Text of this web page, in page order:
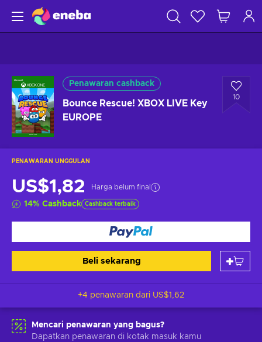
Penawaran cashback
Bounce Rescue! XBOX LIVE Key
EUROPE
10
PENAWARAN UNGGULAN
US$1,82 Harga belum final
14% Cashback Cashback terbaik
Beli sekarang
+4 penawaran dari US$1,62
Mencari penawaran yang bagus?
Dapatkan penawaran di kotak masuk kamu